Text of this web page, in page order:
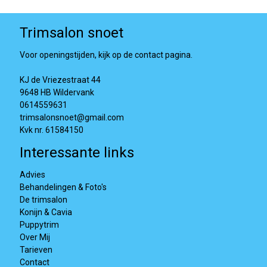
Trimsalon snoet
Voor openingstijden, kijk op de contact pagina.
KJ de Vriezestraat 44
9648 HB Wildervank
0614559631
trimsalonsnoet@gmail.com
Kvk nr. 61584150
Interessante links
Advies
Behandelingen & Foto's
De trimsalon
Konijn & Cavia
Puppytrim
Over Mij
Tarieven
Contact